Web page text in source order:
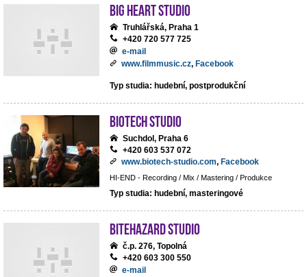
Big Heart Studio
Truhlářská, Praha 1
+420 720 577 725
e-mail
www.filmmusic.cz, Facebook
Typ studia: hudební, postprodukční
BIOTECH STUDIO
Suchdol, Praha 6
+420 603 537 072
www.biotech-studio.com, Facebook
HI-END - Recording / Mix / Mastering / Produkce
Typ studia: hudební, masteringové
BiteHazard Studio
č.p. 276, Topolná
+420 603 300 550
e-mail